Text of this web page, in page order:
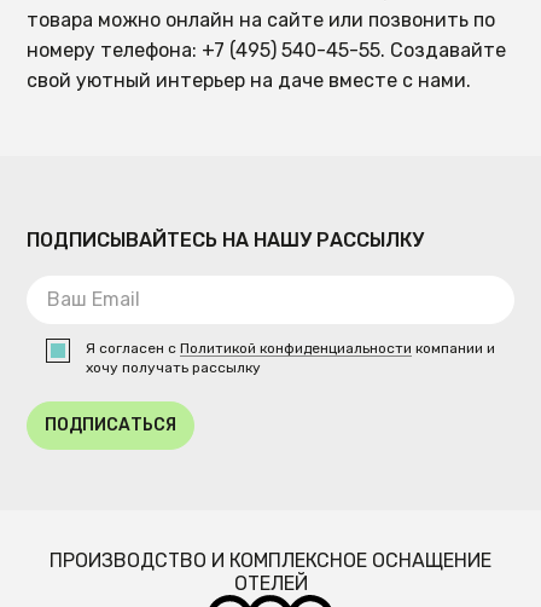
товара можно онлайн на сайте или позвонить по
номеру телефона: +7 (495) 540-45-55. Создавайте
свой уютный интерьер на даче вместе с нами.
ПОДПИСЫВАЙТЕСЬ НА НАШУ РАССЫЛКУ
Я согласен сПолитикой конфиденциальности компании и
хочу получать рассылку
ПОДПИСАТЬСЯ
ПРОИЗВОДСТВО И КОМПЛЕКСНОЕ ОСНАЩЕНИЕ
ОТЕЛЕЙ